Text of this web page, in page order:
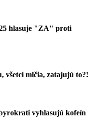
hlasuje "ZA" proti
všetci mlčia, zatajujú to?!
vyhlasujú kofeín